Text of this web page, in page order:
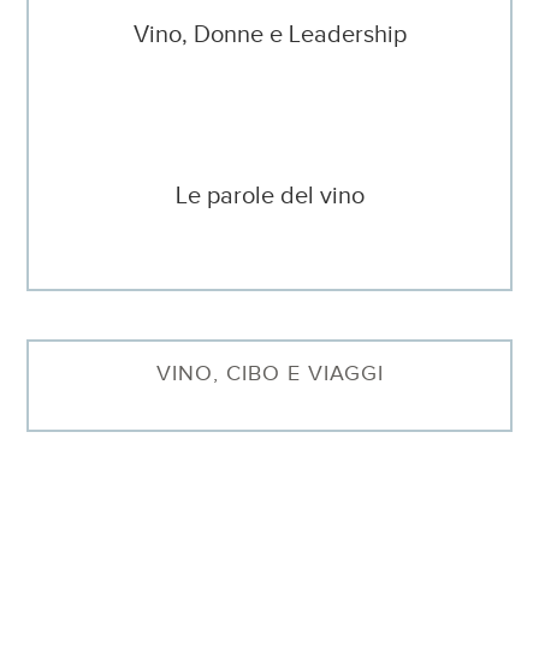
Vino, Donne e Leadership
Le parole del vino
VINO, CIBO E VIAGGI